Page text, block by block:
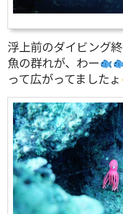
浮上前のダイビング
魚の群れが、わー
って広がってましたょ